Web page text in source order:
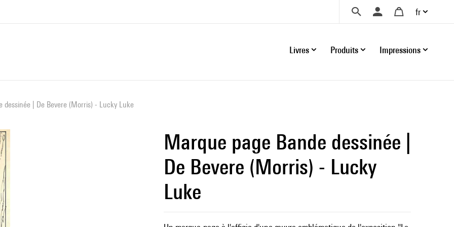
fr
Livres Produits Impressions
dessinée | De Bevere (Morris) - Lucky Luke
Marque page Bande dessinée |
De Bevere (Morris) - Lucky
Luke